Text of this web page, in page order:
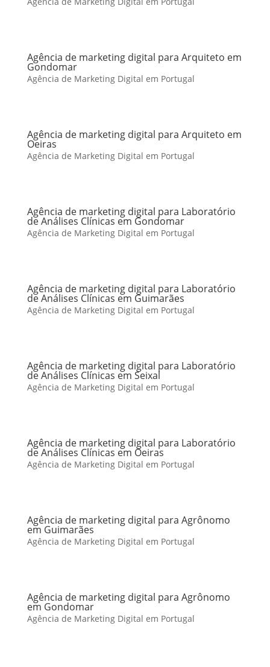
Agência de marketing digital para Arquiteto em
Gondomar
Agência de Marketing Digital em Portugal
Agência de marketing digital para Arquiteto em
Oeiras
Agência de Marketing Digital em Portugal
Agência de marketing digital para Laboratório
de Análises Clínicas em Gondomar
Agência de Marketing Digital em Portugal
Agência de marketing digital para Laboratório
de Análises Clínicas em Guimarães
Agência de Marketing Digital em Portugal
Agência de marketing digital para Laboratório
de Análises Clínicas em Seixal
Agência de Marketing Digital em Portugal
Agência de marketing digital para Laboratório
de Análises Clínicas em Oeiras
Agência de Marketing Digital em Portugal
Agência de marketing digital para Agrônomo
em Guimarães
Agência de Marketing Digital em Portugal
Agência de marketing digital para Agrônomo
em Gondomar
Agência de Marketing Digital em Portugal